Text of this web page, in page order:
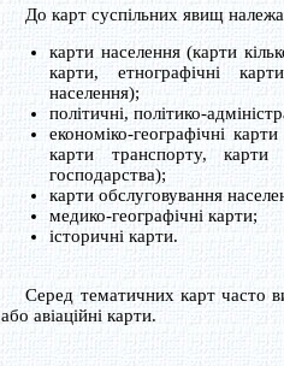
До карт суспільних явищ
карти населення (карти
карти, етнографічні
населення);
політичні, політико-
економіко-географічні
карти транспорту, карти
господарства);
карти обслуговування
медико-географічні карти;
історичні карти.
Серед тематичних карт часто
або авіаційні карти.